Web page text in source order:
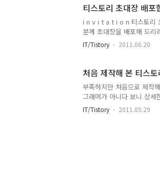
는거 아니겠어요... 메일 발
에... 이렇게 해서 다음 메
로 증설되었습니다. 우선
그래도 다음 클라우드가
티스토리 초대장 배
i n v i t a t i o n 티스토리
분께 초대장을 배포해 드
토리로 시작해보세요! 티스
를 남겨주시면 초대장을
로그를 사용해보셨던 분 2.
들께 드리지 않아요! ..
IT/Tistory 2011.06.20
처음 제작해 본 티스
부족하지만 처음으로 제작
그래머가 아니다 보니 상세
분이 있으시면 댓글 남겨주
IT/Tistory 2011.05.29